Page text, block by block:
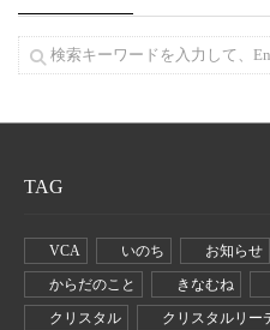
TAG
VCA いのち お知らせ
からだのこと
きなむね
クリスタル
クリスタルリー